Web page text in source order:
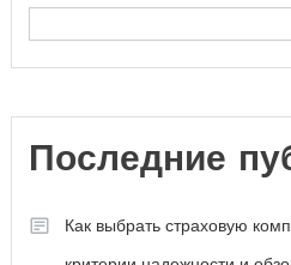
Последние
Как выбрать страховую